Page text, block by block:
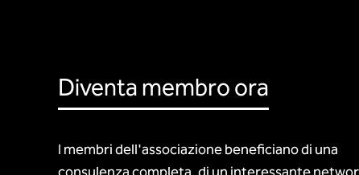
Diventa membro ora
I membri dell'associazione beneficiano di una